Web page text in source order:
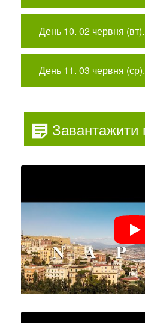
День 10. 02 червня
День 11. 03 червня
Завантажити